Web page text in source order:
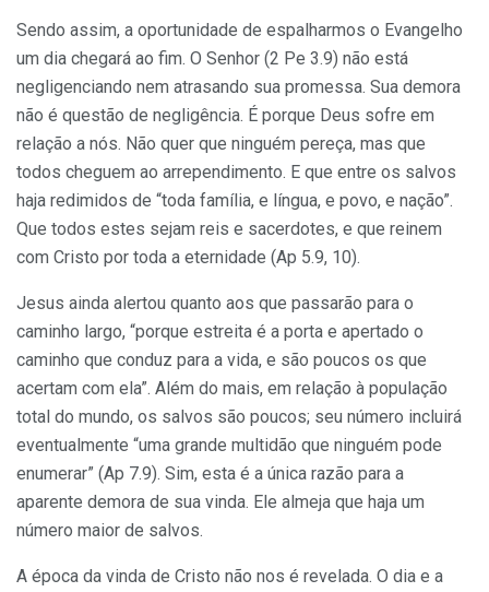
Sendo assim, a oportunidade de espalharmos o Evangelho
um dia chegará ao fim. O Senhor (2 Pe 3.9) não está
negligenciando nem atrasando sua promessa. Sua demora
não é questão de negligência. É porque Deus sofre em
relação a nós. Não quer que ninguém pereça, mas que
todos cheguem ao arrependimento. E que entre os salvos
haja redimidos de “toda família, e língua, e povo, e nação”.
Que todos estes sejam reis e sacerdotes, e que reinem
com Cristo por toda a eternidade (Ap 5.9, 10).
Jesus ainda alertou quanto aos que passarão para o
caminho largo, “porque estreita é a porta e apertado o
caminho que conduz para a vida, e são poucos os que
acertam com ela”. Além do mais, em relação à população
total do mundo, os salvos são poucos; seu número incluirá
eventualmente “uma grande multidão que ninguém pode
enumerar” (Ap 7.9). Sim, esta é a única razão para a
aparente demora de sua vinda. Ele almeja que haja um
número maior de salvos.
A época da vinda de Cristo não nos é revelada. O dia e a